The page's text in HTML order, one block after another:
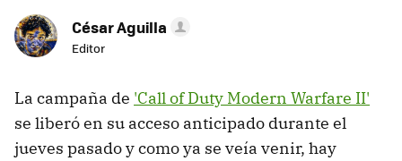
César Aguilla
Editor
La campaña de 'Call of Duty Modern Warfare II'
se liberó en su acceso anticipado durante el
jueves pasado y como ya se veía venir, hay